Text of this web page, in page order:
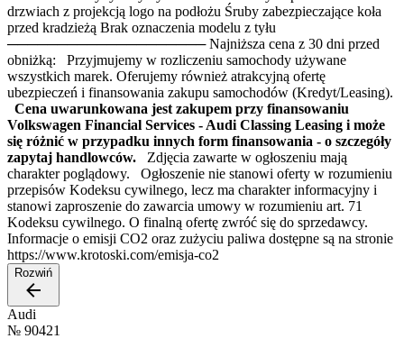
drzwiach z projekcją logo na podłożu Śruby zabezpieczające koła
przed kradzieżą Brak oznaczenia modelu z tyłu
──────────────────── Najniższa cena z 30 dni przed
obniżką: Przyjmujemy w rozliczeniu samochody używane
wszystkich marek. Oferujemy również atrakcyjną ofertę
ubezpieczeń i finansowania zakupu samochodów (Kredyt/Leasing).
Cena uwarunkowana jest zakupem przy finansowaniu
Volkswagen Financial Services - Audi Classing Leasing i może
się różnić w przypadku innych form finansowania - o szczegóły
zapytaj handlowców. Zdjęcia zawarte w ogłoszeniu mają
charakter poglądowy. Ogłoszenie nie stanowi oferty w rozumieniu
przepisów Kodeksu cywilnego, lecz ma charakter informacyjny i
stanowi zaproszenie do zawarcia umowy w rozumieniu art. 71
Kodeksu cywilnego. O finalną ofertę zwróć się do sprzedawcy.
Informacje o emisji CO2 oraz zużyciu paliwa dostępne są na stronie
https://www.krotoski.com/emisja-co2
Rozwiń
Audi
№ 90421